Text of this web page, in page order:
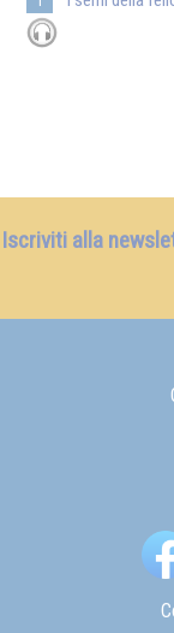
Iscriviti alla